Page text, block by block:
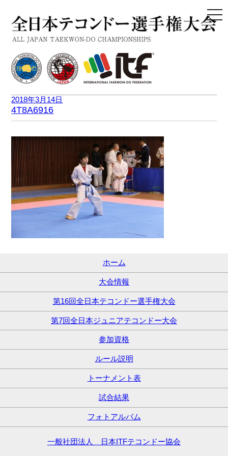
2018年3月14日
4T8A6916
ホーム
大会情報
第16回全日本テコンドー選手権大会
第7回全日本ジュニアテコンドー大会
参加資格
ルール説明
トーナメント表
試合結果
フォトアルバム
一般社団法人 日本ITFテコンドー協会